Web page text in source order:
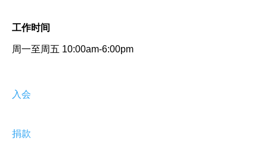
工作时间
周一至周五 10:00am-6:00pm
入会
捐款